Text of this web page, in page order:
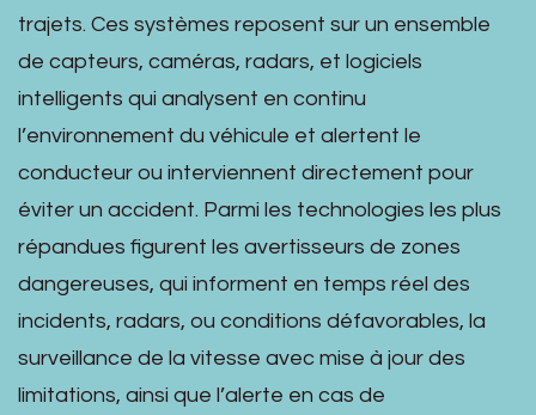
trajets. Ces systèmes reposent sur un ensemble
de capteurs, caméras, radars, et logiciels
intelligents qui analysent en continu
l’environnement du véhicule et alertent le
conducteur ou interviennent directement pour
éviter un accident. Parmi les technologies les plus
répandues figurent les avertisseurs de zones
dangereuses, qui informent en temps réel des
incidents, radars, ou conditions défavorables, la
surveillance de la vitesse avec mise à jour des
limitations, ainsi que l’alerte en cas de